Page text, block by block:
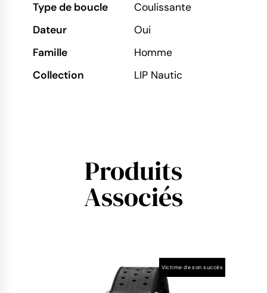
Type de boucle
Coulissante
Dateur
Oui
Famille
Homme
Collection
LIP Nautic
Produits
Associés
Victime de son succès